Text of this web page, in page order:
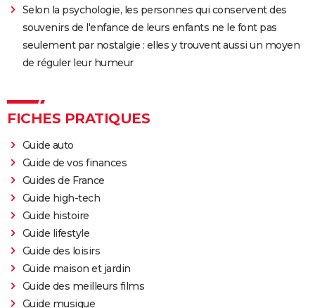
Selon la psychologie, les personnes qui conservent des
souvenirs de l'enfance de leurs enfants ne le font pas
seulement par nostalgie : elles y trouvent aussi un moyen
de réguler leur humeur
FICHES PRATIQUES
Guide auto
Guide de vos finances
Guides de France
Guide high-tech
Guide histoire
Guide lifestyle
Guide des loisirs
Guide maison et jardin
Guide des meilleurs films
Guide musique